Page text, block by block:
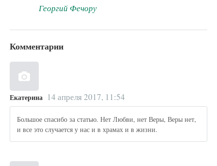
Георгий Фечору
Комментарии
Екатерина 14 апреля 2017, 11:54
Большое спасибо за статью. Нет Любви, нет Веры, Веры нет,
и все это случается у нас и в храмах и в жизни.